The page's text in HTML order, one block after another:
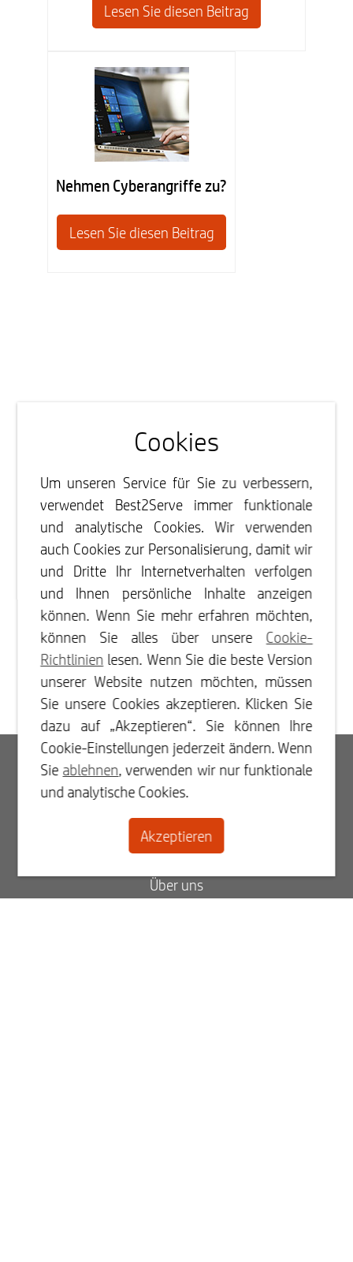
Lesen Sie diesen Beitrag
Nehmen Cyberangriffe zu?
Lesen Sie diesen Beitrag
Log In
Kontakt
Über uns
Cookies
Um unseren Service für Sie zu verbessern,
verwendet Best2Serve immer funktionale
und analytische Cookies. Wir verwenden
auch Cookies zur Personalisierung, damit wir
und Dritte Ihr Internetverhalten verfolgen
und Ihnen persönliche Inhalte anzeigen
können. Wenn Sie mehr erfahren möchten,
können Sie alles über unsere Cookie-
Richtlinien lesen. Wenn Sie die beste Version
unserer Website nutzen möchten, müssen
Sie unsere Cookies akzeptieren. Klicken Sie
dazu auf „Akzeptieren“. Sie können Ihre
Cookie-Einstellungen jederzeit ändern. Wenn
Sie ablehnen, verwenden wir nur funktionale
und analytische Cookies.
Akzeptieren